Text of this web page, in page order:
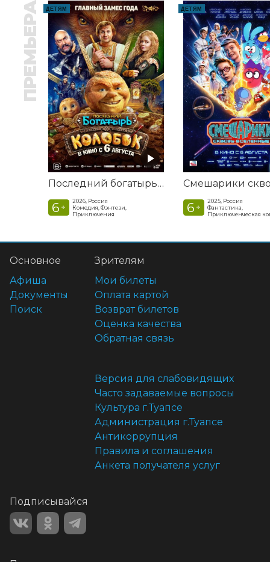
ПРЕМЬЕРА ДЕТЯМ
Последний богатырь. Колобок
6 +
2026, Россия
Комедия, Фэнтези,
Приключения
ДЕТЯМ
6 +
2025, Россия
Фантастика,
Приключенческая
Основное
Афиша
Документы
Поиск
Зрителям
Мои билеты
Оплата картой
Возврат билетов
Оценка качества
Обратная связь
Версия для слабовидящих
Часто задаваемые вопросы
Культура г.Туапсе
Администрация г.Туапсе
Антикоррупция
Правила и соглашения
Анкета получателя услуг
Подписывайся